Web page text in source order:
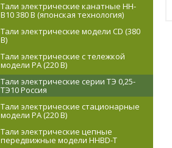
Тали электрические канатные HH-
B10 380 В (японская технология)
Тали электрические модели CD (380
В)
Тали электрические с тележкой
модели РА (220 В)
Тали электрические серии ТЭ 0,25-
ТЭ10 Россия
Тали электрические стационарные
модели РА (220 В)
Тали электрические цепные
передвижные модели HHBD-T